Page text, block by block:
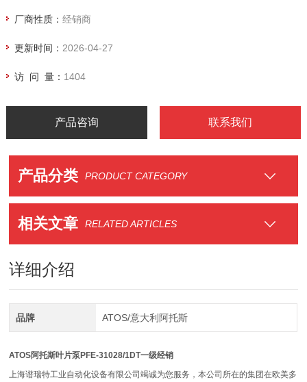
厂商性质： 经销商
更新时间： 2026-04-27
访 问 量： 1404
产品咨询 联系我们
产品分类 PRODUCT CATEGORY
相关文章 RELATED ARTICLES
详细介绍
品牌 ATOS/意大利阿托斯
ATOS阿托斯叶片泵PFE-31028/1DT一级经销
上海谱瑞特工业自动化设备有限公司竭诚为您服务，本公司所在的集团在欧美多